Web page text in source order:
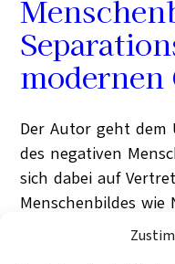
modernen
Der Autor geht
des negativen
sich dabei auf
Menschenbildes wie
Thomas Hobbes.
Darüber hinaus